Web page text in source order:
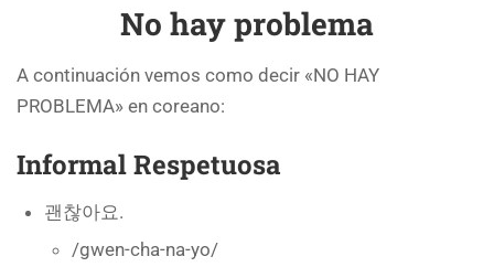
No hay problema
A continuación vemos como decir «NO HAY
PROBLEMA» en coreano:
Informal Respetuosa
괜찮아요.
/gwen-cha-na-yo/